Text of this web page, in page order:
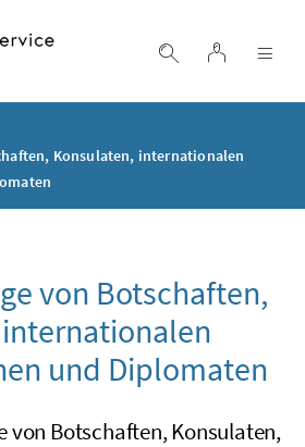
SucheLogin
Konsulaten, internationalen
von Botschaften,
und Diplomaten
von Botschaften, Konsulaten,